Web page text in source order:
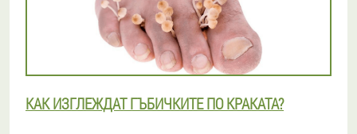
КАК ИЗГЛЕЖДАТ ГЪБИЧКИТЕ ПО КРАКАТА?